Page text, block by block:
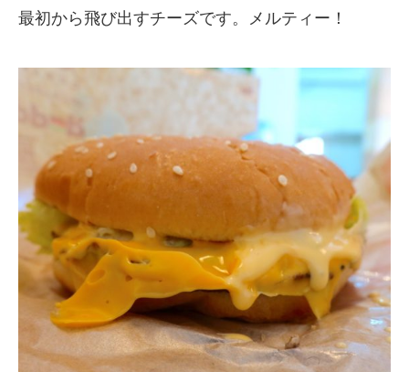
最初から飛び出すチーズです。メルティー！